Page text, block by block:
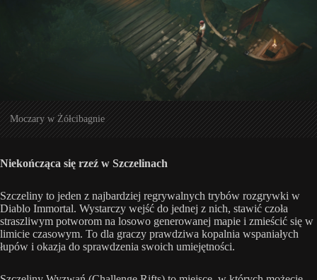
Moczary w Żółcibagnie
Niekończąca się rzeź w Szczelinach
Szczeliny to jeden z najbardziej regrywalnych trybów rozgrywki w
Diablo Immortal. Wystarczy wejść do jednej z nich, stawić czoła
straszliwym potworom na losowo generowanej mapie i zmieścić się w
limicie czasowym. To dla graczy prawdziwa kopalnia wspaniałych
łupów i okazja do sprawdzenia swoich umiejętności.